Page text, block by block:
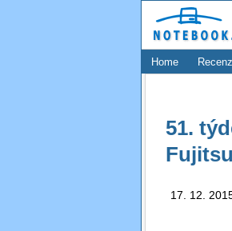
Home
51.
Fujitsu
17. 12.